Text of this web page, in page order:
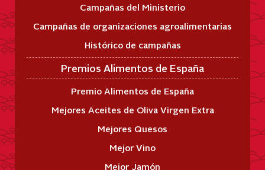
Campañas del Ministerio
Campañas de organizaciones agroalimentarias
Histórico de campañas
Premios Alimentos de España
Premio Alimentos de España
Mejores Aceites de Oliva Virgen Extra
Mejores Quesos
Mejor Vino
Mejor Jamón